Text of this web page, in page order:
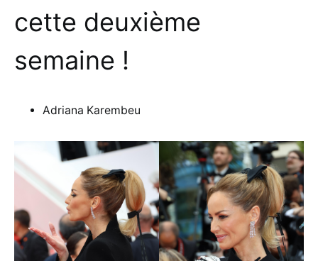
cette deuxième
semaine !
Adriana Karembeu